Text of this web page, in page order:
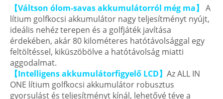
【Váltson ólom-savas akkumulátorról még ma】
A
lítium golfkocsi akkumulátor nagy teljesítményt nyújt,
ideális nehéz terepen és a golfjáték javítása
érdekében, akár 80 kilométeres hatótávolsággal egy
feltöltéssel, kiküszöbölve a hatótávolság miatti
aggodalmat.
【Intelligens akkumulátorfigyelő LCD】 Az ALL IN
ONE lítium golfkocsi akkumulátor robusztus
gyorsulást és teljesítményt kínál, lehetővé téve a